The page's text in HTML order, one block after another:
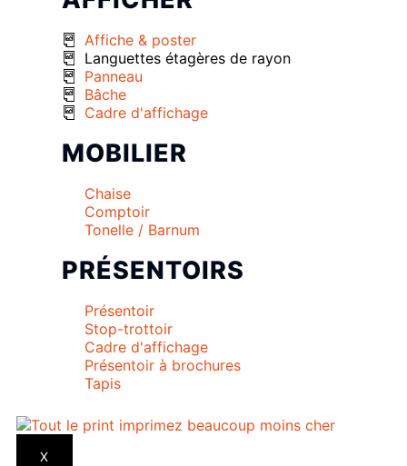
Affiche & poster
Languettes étagères de rayon
Panneau
Bâche
Cadre d'affichage
MOBILIER
Chaise
Comptoir
Tonelle / Barnum
PRÉSENTOIRS
Présentoir
Stop-trottoir
Cadre d'affichage
Présentoir à brochures
Tapis
X